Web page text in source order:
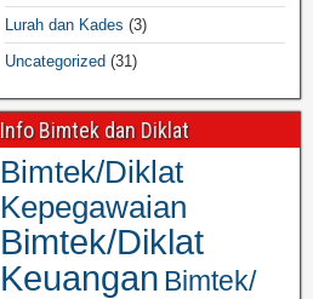
Lurah dan Kades (3)
Uncategorized (31)
Info Bimtek dan Diklat
Bimtek/Diklat
Kepegawaian
Bimtek/Diklat
Keuangan Bimtek/